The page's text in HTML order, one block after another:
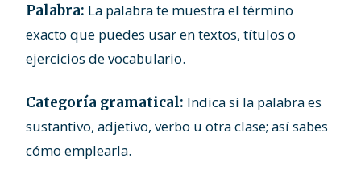
Palabra: La palabra te muestra el término
exacto que puedes usar en textos, títulos o
ejercicios de vocabulario.
Categoría gramatical: Indica si la palabra es
sustantivo, adjetivo, verbo u otra clase; así sabes
cómo emplearla.